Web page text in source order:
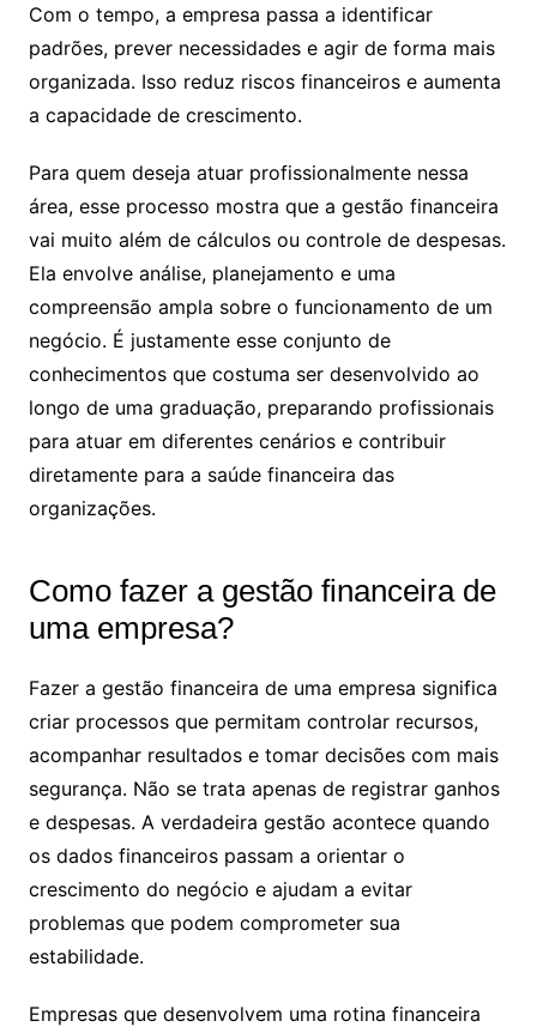
Com o tempo, a empresa passa a identificar
padrões, prever necessidades e agir de forma mais
organizada. Isso reduz riscos financeiros e aumenta
a capacidade de crescimento.
Para quem deseja atuar profissionalmente nessa
área, esse processo mostra que a gestão financeira
vai muito além de cálculos ou controle de despesas.
Ela envolve análise, planejamento e uma
compreensão ampla sobre o funcionamento de um
negócio. É justamente esse conjunto de
conhecimentos que costuma ser desenvolvido ao
longo de uma graduação, preparando profissionais
para atuar em diferentes cenários e contribuir
diretamente para a saúde financeira das
organizações.
Como fazer a gestão financeira de
uma empresa​?
Fazer a gestão financeira de uma empresa significa
criar processos que permitam controlar recursos,
acompanhar resultados e tomar decisões com mais
segurança. Não se trata apenas de registrar ganhos
e despesas. A verdadeira gestão acontece quando
os dados financeiros passam a orientar o
crescimento do negócio e ajudam a evitar
problemas que podem comprometer sua
estabilidade.
Empresas que desenvolvem uma rotina financeira